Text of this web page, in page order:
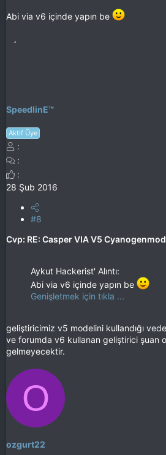
Abi via v6 içinde yapın be
SpeedlinE™
Aktif Üye
28 Şub 2016
#8
Cvp: RE: Casper VIA V5
Aykut Hackerist' Alıntı:
Abi via v6 içinde yapın be
Genişletmek için tıkla ...
geliştiricimiz v5 modelini kullandığı
ve forumda v6 kullanan geliştirici şuan
gelmeyecektir.
O
ozgurt22